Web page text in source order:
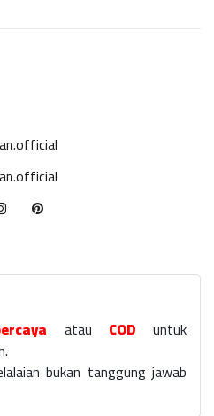
atau COD untuk
bukan tanggung jawab